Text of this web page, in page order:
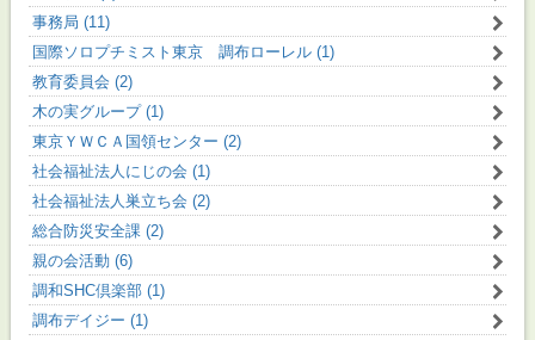
事務局 (11)
国際ソロプチミスト東京 調布ローレル (1)
教育委員会 (2)
木の実グループ (1)
東京ＹＷＣＡ国領センター (2)
社会福祉法人にじの会 (1)
社会福祉法人巣立ち会 (2)
総合防災安全課 (2)
親の会活動 (6)
調和SHC倶楽部 (1)
調布デイジー (1)